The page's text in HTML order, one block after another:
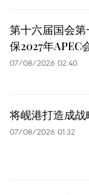
第十六届国会
保2027年APEC
07/08/2026 02:40
将岘港打造成
07/08/2026 01:32